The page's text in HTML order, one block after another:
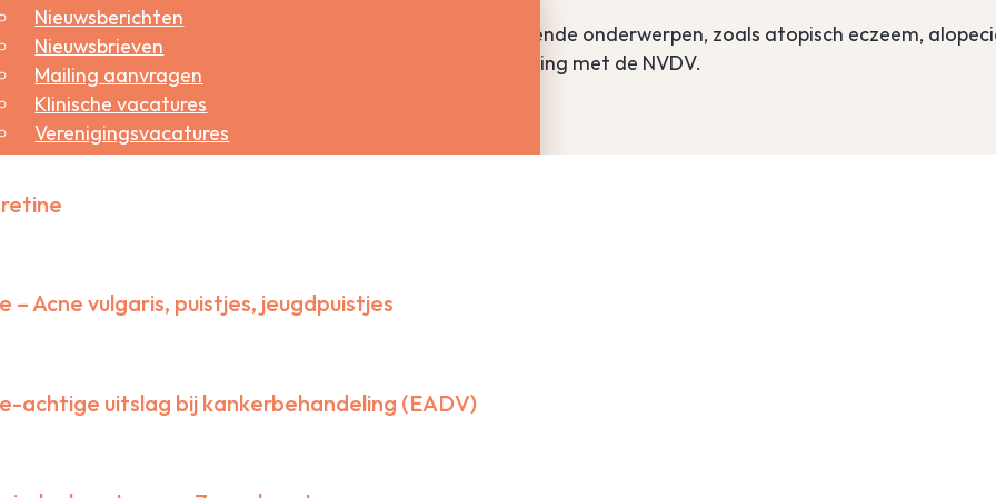
Nieuwsberichten
Nieuwsbrieven
Mailing aanvragen
Klinische vacatures
Verenigingsvacatures
Zoek een lasercentrum
Handige documenten
Landelijke zorgakkoorden
actuele informatie ook eens op
. Voor verschillende onderwerpen, zoals atopisch eczeem,
is er tweedelijns informatie ontwikkeld in samenwerking met de NVDV.
– Acne vulgaris, puistjes, jeugdpuistjes
achtige uitslag bij kankerbehandeling (EADV)